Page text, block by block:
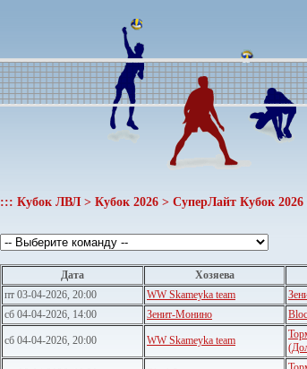
::: Кубок ЛВЛ > Кубок 2026 > СуперЛайт Кубок
Дата Хозяева
пт 03-04-2026, 20:00
WW Skameyka team
сб 04-04-2026, 14:00
Зенит-Монино
сб 04-04-2026, 20:00 WW Skameyka team